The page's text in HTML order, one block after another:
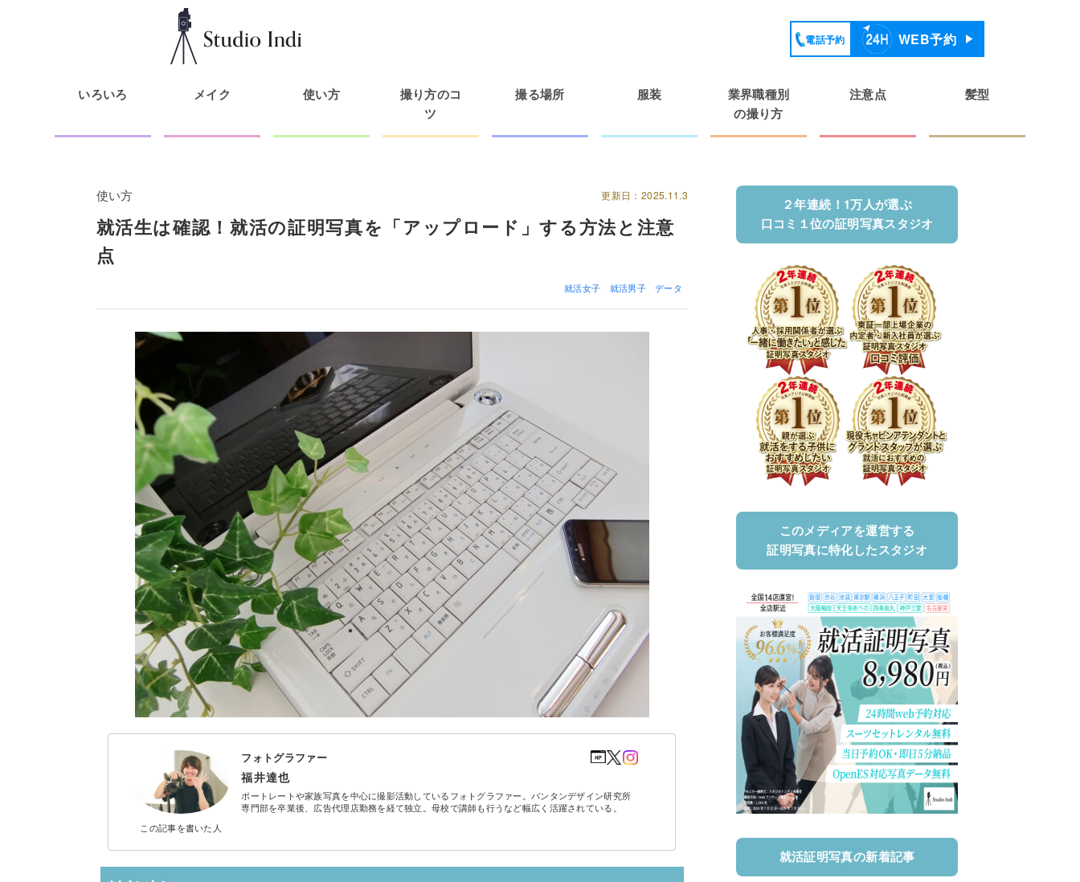
電話予約 WEB予約
いろいろ メイク 使い方
撮り方のコ
ツ
撮る場所 服装
業界職種別
の撮り方
注意点 髪型
使い方 更新日：2025.11.3
就活生は確認！就活の証明写真を「アップロード」する方法と注意
点
就活女子 就活男子 データ
この記事を書いた人
フォトグラファー
福井達也
ポートレートや家族写真を中心に撮影活動しているフォトグラファー。バンタンデザイン研究所
専門部を卒業後、広告代理店勤務を経て独立。母校で講師も行うなど幅広く活躍されている。
２年連続！1万人が選ぶ
口コミ１位の証明写真スタジオ
このメディアを運営する
証明写真に特化したスタジオ
就活証明写真の新着記事